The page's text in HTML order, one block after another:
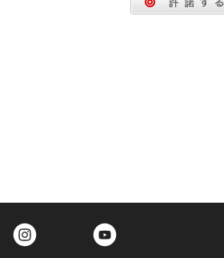
Facebook Twitter